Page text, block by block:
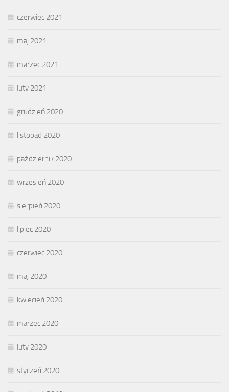
czerwiec 2021
maj 2021
marzec 2021
luty 2021
grudzień 2020
listopad 2020
październik 2020
wrzesień 2020
sierpień 2020
lipiec 2020
czerwiec 2020
maj 2020
kwiecień 2020
marzec 2020
luty 2020
styczeń 2020